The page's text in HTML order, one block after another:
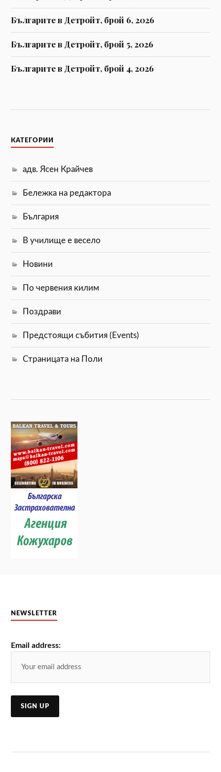
Българите в Детройт, брой 6, 2026
Българите в Детройт, брой 5, 2026
Българите в Детройт, брой 4, 2026
КАТЕГОРИИ
адв. Ясен Крайчев
Бележка на редактора
България
В училище е весело
Новини
По червения килим
Поздрави
Предстоящи събития (Events)
Страницата на Поли
NEWSLETTER
Email address: